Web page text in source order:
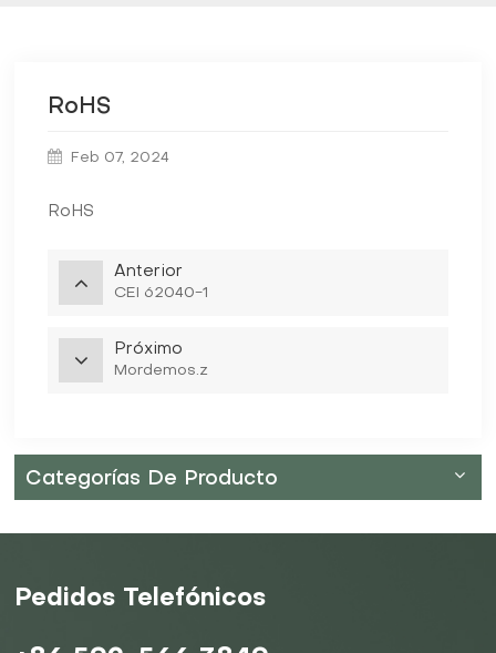
RoHS
Feb 07, 2024
RoHS
Anterior
CEI 62040-1
Próximo
Mordemos.z
Categorías De Producto
Pedidos Telefónicos